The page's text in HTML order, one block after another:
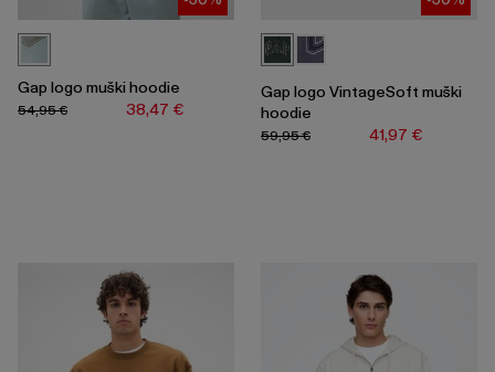
Gap logo muški hoodie
38,47 €
54,95 €
Gap logo VintageSoft muški
hoodie
41,97 €
59,95 €